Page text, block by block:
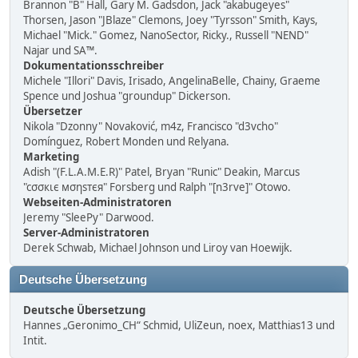
Brannon "B" Hall, Gary M. Gadsdon, Jack "akabugeyes"
Thorsen, Jason "JBlaze" Clemons, Joey "Tyrsson" Smith, Kays,
Michael "Mick." Gomez, NanoSector, Ricky., Russell "NEND"
Najar und SA™.
Dokumentationsschreiber
Michele "Illori" Davis, Irisado, AngelinaBelle, Chainy, Graeme
Spence und Joshua "groundup" Dickerson.
Übersetzer
Nikola "Dzonny" Novaković, m4z, Francisco "d3vcho"
Domínguez, Robert Monden und Relyana.
Marketing
Adish "(F.L.A.M.E.R)" Patel, Bryan "Runic" Deakin, Marcus
"cσσкιє мσηѕтєя" Forsberg und Ralph "[n3rve]" Otowo.
Webseiten-Administratoren
Jeremy "SleePy" Darwood.
Server-Administratoren
Derek Schwab, Michael Johnson und Liroy van Hoewijk.
Deutsche Übersetzung
Deutsche Übersetzung
Hannes „Geronimo_CH“ Schmid, UliZeun, noex, Matthias13 und
Intit.